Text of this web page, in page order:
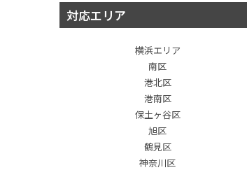
対応エリア
横浜エリア
南区
港北区
港南区
保土ヶ谷区
旭区
鶴見区
神奈川区